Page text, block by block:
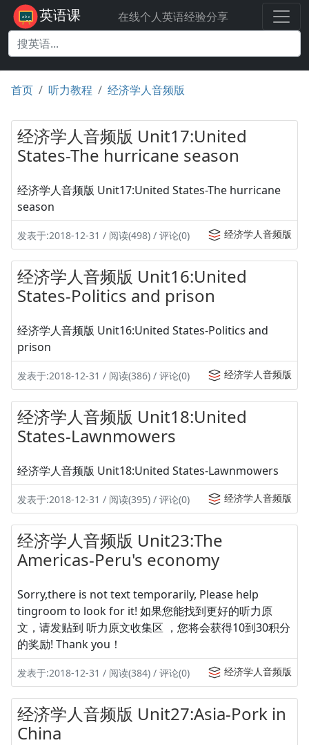
英语课 在线个人英语经验分享
首页 听力教程 经济学人音频版
经济学人音频版 Unit17:United
States-The hurricane season
经济学人音频版 Unit17:United States-The hurricane
season
发表于:2018-12-31 / 阅读(498) / 评论(0) 经济学人音频版
经济学人音频版 Unit16:United
States-Politics and prison
经济学人音频版 Unit16:United States-Politics and
prison
发表于:2018-12-31 / 阅读(386) / 评论(0) 经济学人音频版
经济学人音频版 Unit18:United
States-Lawnmowers
经济学人音频版 Unit18:United States-Lawnmowers
发表于:2018-12-31 / 阅读(395) / 评论(0) 经济学人音频版
经济学人音频版 Unit23:The
Americas-Peru's economy
Sorry,there is not text temporarily, Please help
tingroom to look for it! 如果您能找到更好的听力原
文，请发贴到 听力原文收集区 ，您将会获得10到30积分
的奖励! Thank you！
发表于:2018-12-31 / 阅读(384) / 评论(0) 经济学人音频版
经济学人音频版 Unit27:Asia-Pork in
China